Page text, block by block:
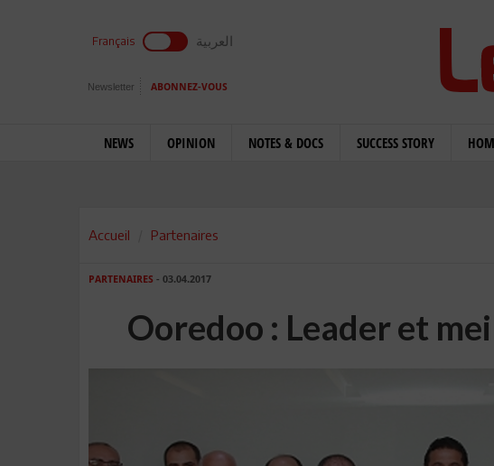
Français العربية
Newsletter ABONNEZ-VOUS
NEWS OPINION NOTES & DOCS SUCCESS STORY
Accueil Partenaires
PARTENAIRES - 03.04.2017
Ooredoo : Leader et